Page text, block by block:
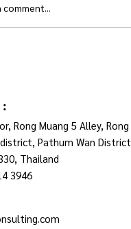
comment...
:
Rong Muang 5 Alley, Rong
Pathum Wan District,
Thailand
3946